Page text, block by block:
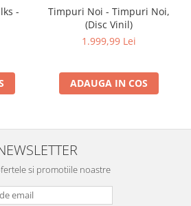
-
Timpuri Noi - Timpuri Noi,
(Disc Vinil)
1.999,99 Lei
ADAUGA IN COS
si promotiile noastre